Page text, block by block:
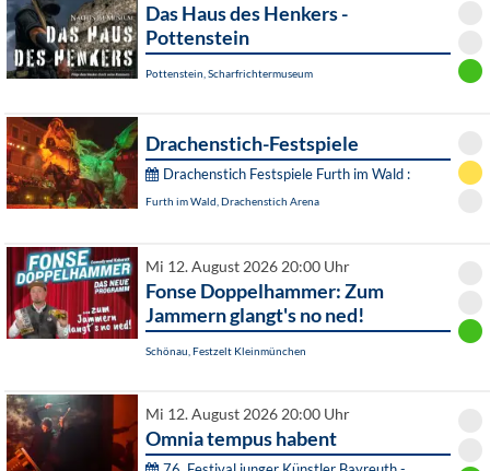
Das Haus des Henkers -
Pottenstein
Pottenstein, Scharfrichtermuseum
Drachenstich-Festspiele
Drachenstich Festspiele Furth im Wald :
Furth im Wald, Drachenstich Arena
Mi 12. August 2026 20:00 Uhr
Fonse Doppelhammer: Zum
Jammern glangt's no ned!
Schönau, Festzelt Kleinmünchen
Mi 12. August 2026 20:00 Uhr
Omnia tempus habent